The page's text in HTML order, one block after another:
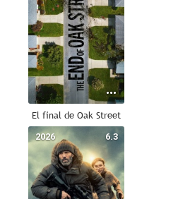
El final de Oak Street
6.3
2026